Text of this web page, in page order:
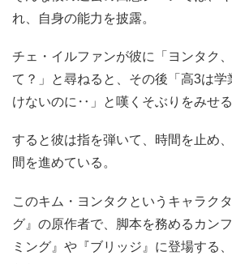
れ、自身の能力を披露。
チェ・イルファンが彼に「ヨンタク
て？」と尋ねると、その後「高3は学
けないのに‥」と嘆くそぶりをみせる
すると彼は指を弾いて、時間を止め
間を進めている。
このキム・ヨンタクというキャラク
グ』の原作者で、脚本を務めるカン
ミング』や『ブリッジ』に登場する